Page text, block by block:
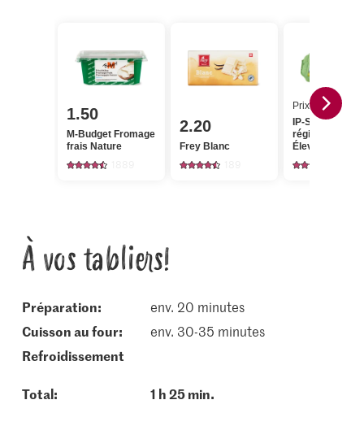
1.50
M-Budget Fromage
frais Nature
2.20
Frey Blanc
Prix du jour
IP-SUISSE De
région Œufs
Élevage en
air
À vos tabliers!
Préparation:
env. 20 minutes
cuisson au four:
env. 30-35 minutes
refroidissement
Total: 1 h 25 min.